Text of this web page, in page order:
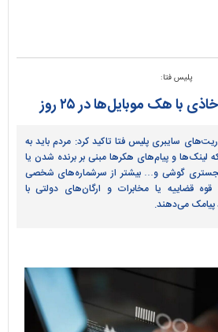
پلیس فتا:
سایبری پلیس فتا تاکید کرد: مردم باید به
لینک‌ها و پیام‌های هکرها مبنی بر برنده شدن یا
ریجستری گوشی و… بیشتر از سرشماره‌های شخصی
قضاییه یا مخابرات و ارگان‌های دولتی با
پیامک می‌دهند.